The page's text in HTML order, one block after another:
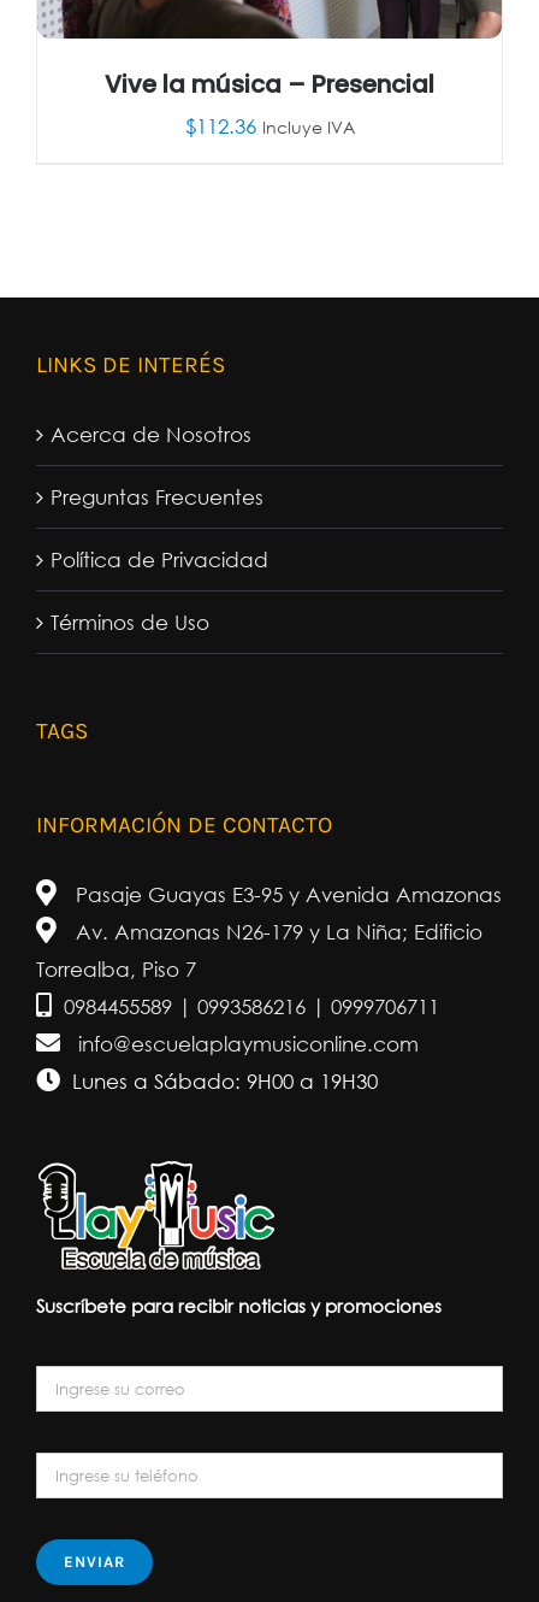
Vive la música – Presencial
$112.36 Incluye IVA
LINKS DE INTERÉS
Acerca de Nosotros
Preguntas Frecuentes
Política de Privacidad
Términos de Uso
TAGS
INFORMACIÓN DE CONTACTO
Pasaje Guayas E3-95 y Avenida Amazonas
Av. Amazonas N26-179 y La Niña; Edificio
Torrealba, Piso 7
0984455589 | 0993586216 | 0999706711
info@escuelaplaymusiconline.com
Lunes a Sábado: 9H00 a 19H30
Suscríbete para recibir noticias y promociones